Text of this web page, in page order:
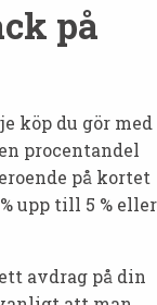
på
köp du gör med
procentandel
på kortet
upp till 5 % eller
avdrag på din